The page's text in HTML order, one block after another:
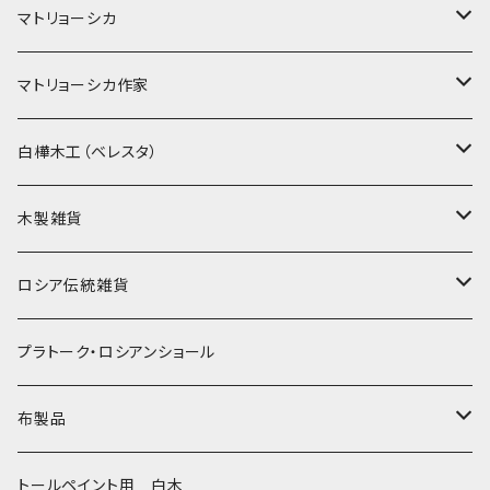
マトリョーシカ
ノン入れ子マトリョーシカ
イコンモチーフ
クリスマス
ノリンスクの子達
動物マトリョーシカ
セミョーノフの子達
その他のマトショーシカ
マトリョーシカ作家
イリーナ・ヴァトゥルーシキナ
タマラ・コリエワ
ナジェジダ・イワンツォワ
リュボーフィ・ブズイキナ
タチアナ ドゥビニッチ
エレナ・イワンツォワ
白樺木工（ベレスタ）
型押しの箱
キャニスター
白樺編み
トレイ・平皿
白樺靴
木製雑貨
ニードルケース・お針刺し
ベル・起きあがりこぼし
オルゴール
キッチン
ロシア伝統雑貨
ホフロマ
アルハンゲリスク
ゴロジェッツ
プラトーク・ロシアンショール
布製品
キッチンクロス
トールペイント用 白木